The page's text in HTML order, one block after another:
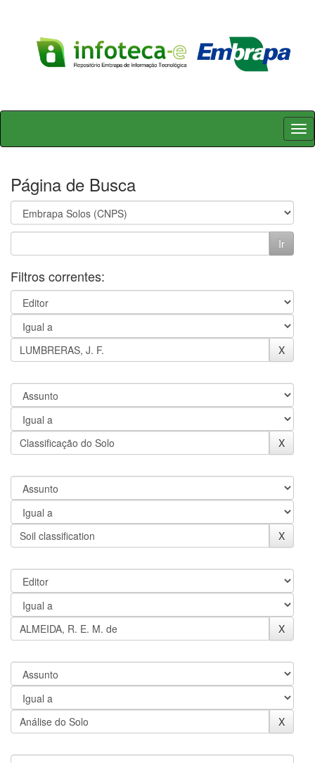
Skip
Página de Busca
Filtros correntes: